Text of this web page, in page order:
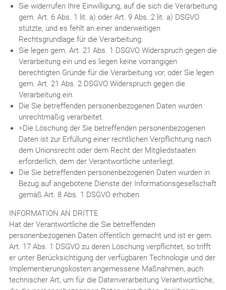
Sie widerrufen Ihre Einwilligung, auf die sich die Verarbeitung
gem. Art. 6 Abs. 1 lit. a) oder Art. 9 Abs. 2 lit. a) DSGVO
stützte, und es fehlt an einer anderweitigen
Rechtsgrundlage für die Verarbeitung.
Sie legen gem. Art. 21 Abs. 1 DSGVO Widerspruch gegen die
Verarbeitung ein und es liegen keine vorrangigen
berechtigten Gründe für die Verarbeitung vor, oder Sie legen
gem. Art. 21 Abs. 2 DSGVO Widerspruch gegen die
Verarbeitung ein.
Die Sie betreffenden personenbezogenen Daten wurden
unrechtmäßig verarbeitet.
>Die Löschung der Sie betreffenden personenbezogenen
Daten ist zur Erfüllung einer rechtlichen Verpflichtung nach
dem Unionsrecht oder dem Recht der Mitgliedstaaten
erforderlich, dem der Verantwortliche unterliegt.
Die Sie betreffenden personenbezogenen Daten wurden in
Bezug auf angebotene Dienste der Informationsgesellschaft
gemäß Art. 8 Abs. 1 DSGVO erhoben.
INFORMATION AN DRITTE
Hat der Verantwortliche die Sie betreffenden
personenbezogenen Daten öffentlich gemacht und ist er gem.
Art. 17 Abs. 1 DSGVO zu deren Löschung verpflichtet, so trifft
er unter Berücksichtigung der verfügbaren Technologie und der
Implementierungskosten angemessene Maßnahmen, auch
technischer Art, um für die Datenverarbeitung Verantwortliche,